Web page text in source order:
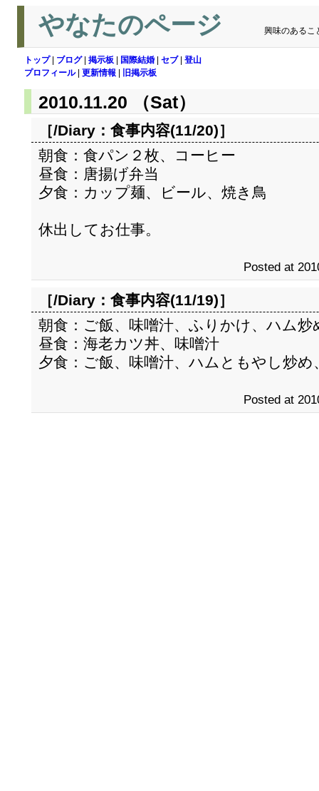
やなたのページ 興味のあるこ
トップ| ブログ| 掲示板 国際結婚 セブ| 登山
プロフィール| 更新情報 旧掲示板
2010.11.20 （Sat）
［/Diary： 食事内容(11/20)］
朝食：食パン２枚、コーヒー
昼食：唐揚げ弁当
夕食：カップ麺、ビール、焼き鳥
休出してお仕事。
Posted at
［/Diary： 食事内容(11/19)］
朝食：ご飯、味噌汁、ふりかけ、ハム炒
昼食：海老カツ丼、味噌汁
夕食：ご飯、味噌汁、ハムともやし炒
Posted at